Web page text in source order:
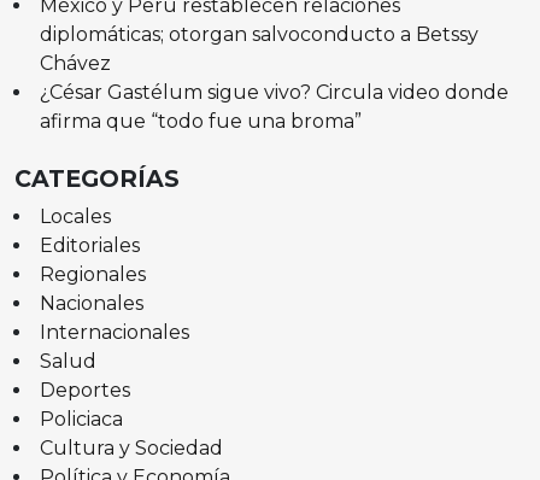
México y Perú restablecen relaciones
diplomáticas; otorgan salvoconducto a Betssy
Chávez
¿César Gastélum sigue vivo? Circula video donde
afirma que “todo fue una broma”
CATEGORÍAS
Locales
Editoriales
Regionales
Nacionales
Internacionales
Salud
Deportes
Policiaca
Cultura y Sociedad